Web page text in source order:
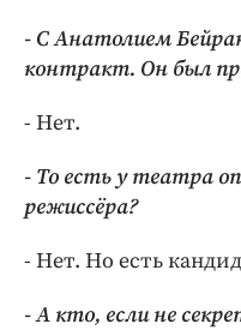
- С Анатолием
контракт. Он был
- Нет.
- То есть у театра
режиссёра?
- Нет. Но есть
- А кто, если не